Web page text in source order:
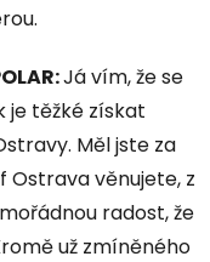
Já vím, že se
je těžké získat
Měl jste za
Ostrava věnujete, z
radost, že
už zmíněného